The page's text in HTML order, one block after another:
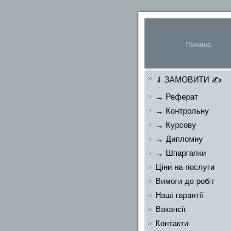
Головна
⇓ ЗАМОВИТИ ✍
→ Реферат
→ Контрольну
→ Курсову
→ Дипломну
→ Шпаргалки
Ціни на послуги
Вимоги до робіт
Наші гарантії
Вакансії
Контакти